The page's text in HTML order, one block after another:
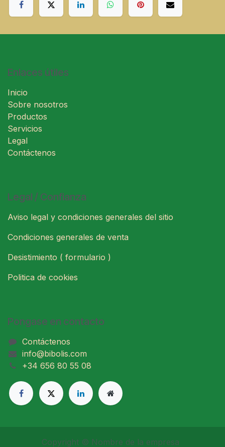
Enlaces útiles
Inicio
Sobre nosotros
Productos
Servicios
Legal
Contáctenos
Legal / Confianza
Aviso legal y condiciones generales del sitio
Condiciones generales de venta
Desistimiento ( formulario )
Politica de cookies
Pongase en contacto
Contáctenos
info@bibolis.com
+34 656 80 55 08
Copyright © Nombre de la empresa